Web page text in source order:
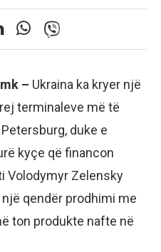
– Ukraina ka kryer një
terminaleve më të
duke e
kyçe që financon
Volodymyr Zelensky
qendër prodhimi me
ton produkte nafte në